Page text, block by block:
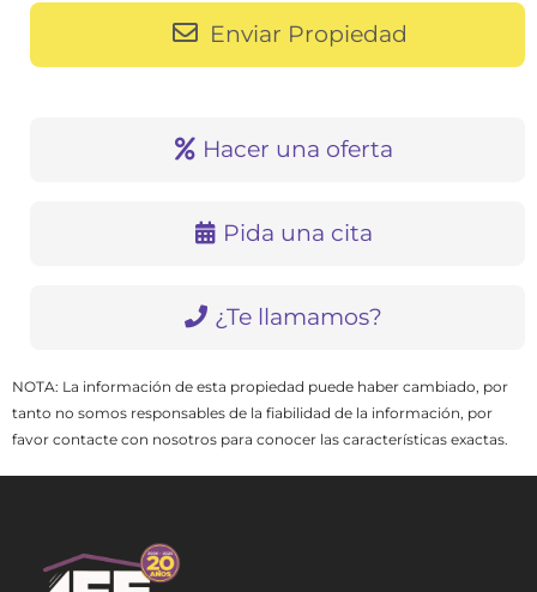
Enviar Propiedad
Hacer una oferta
Pida una cita
¿Te llamamos?
NOTA: La información de esta propiedad puede haber cambiado, por
tanto no somos responsables de la fiabilidad de la información, por
favor contacte con nosotros para conocer las características exactas.